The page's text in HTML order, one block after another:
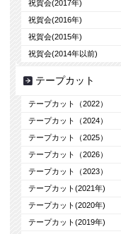
祝賀会(2017年)
祝賀会(2016年)
祝賀会(2015年)
祝賀会(2014年以前)
テープカット
テープカット（2022）
テープカット（2024）
テープカット（2025）
テープカット（2026）
テープカット（2023）
テープカット(2021年)
テープカット(2020年)
テープカット(2019年)